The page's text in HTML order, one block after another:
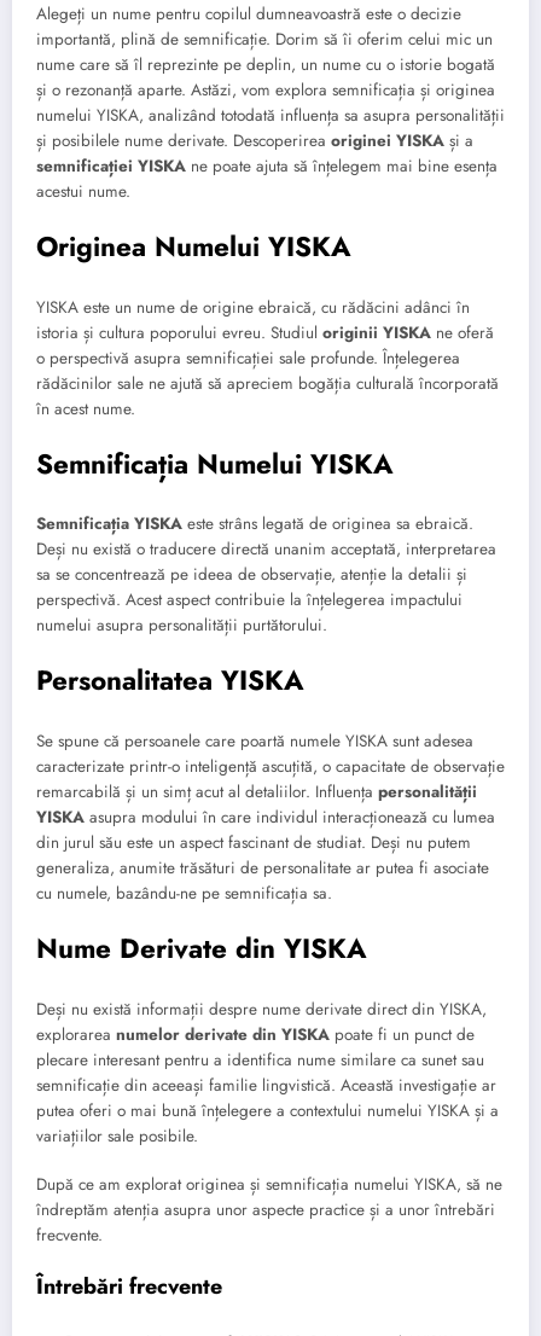
Alegeți un nume pentru copilul dumneavoastră este o decizie
importantă, plină de semnificație. Dorim să îi oferim celui mic un
nume care să îl reprezinte pe deplin, un nume cu o istorie bogată
și o rezonanță aparte. Astăzi, vom explora semnificația și originea
numelui YISKA, analizând totodată influența sa asupra personalității
și posibilele nume derivate. Descoperirea originei YISKA și a
semnificației YISKA ne poate ajuta să înțelegem mai bine esența
acestui nume.
Originea Numelui YISKA
YISKA este un nume de origine ebraică, cu rădăcini adânci în
istoria și cultura poporului evreu. Studiul originii YISKA ne oferă
o perspectivă asupra semnificației sale profunde. Înțelegerea
rădăcinilor sale ne ajută să apreciem bogăția culturală încorporată
în acest nume.
Semnificația Numelui YISKA
Semnificația YISKA este strâns legată de originea sa ebraică.
Deși nu există o traducere directă unanim acceptată, interpretarea
sa se concentrează pe ideea de observație, atenție la detalii și
perspectivă. Acest aspect contribuie la înțelegerea impactului
numelui asupra personalității purtătorului.
Personalitatea YISKA
Se spune că persoanele care poartă numele YISKA sunt adesea
caracterizate printr-o inteligență ascuțită, o capacitate de observație
remarcabilă și un simț acut al detaliilor. Influența personalității
YISKA asupra modului în care individul interacționează cu lumea
din jurul său este un aspect fascinant de studiat. Deși nu putem
generaliza, anumite trăsături de personalitate ar putea fi asociate
cu numele, bazându-ne pe semnificația sa.
Nume Derivate din YISKA
Deși nu există informații despre nume derivate direct din YISKA,
explorarea numelor derivate din YISKA poate fi un punct de
plecare interesant pentru a identifica nume similare ca sunet sau
semnificație din aceeași familie lingvistică. Această investigație ar
putea oferi o mai bună înțelegere a contextului numelui YISKA și a
variațiilor sale posibile.
După ce am explorat originea și semnificația numelui YISKA, să ne
îndreptăm atenția asupra unor aspecte practice și a unor întrebări
frecvente.
Întrebări frecvente